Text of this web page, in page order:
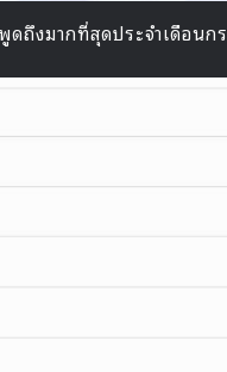
ถึงมากที่สุดประจำเดือน